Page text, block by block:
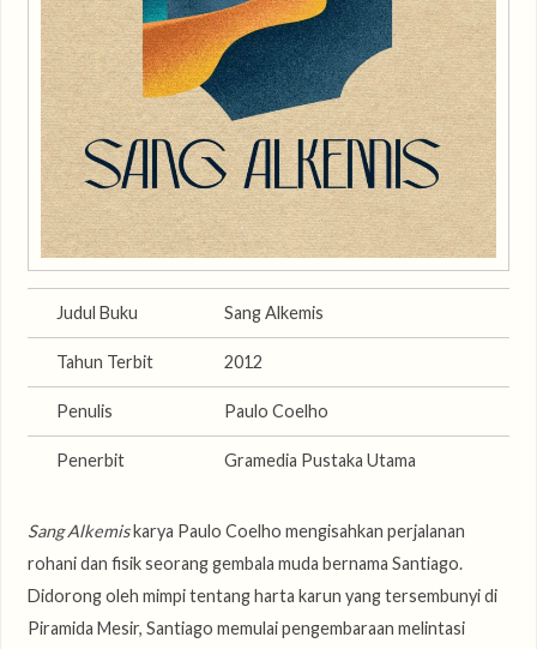
Judul Buku Sang Alkemis
Tahun Terbit 2012
Penulis Paulo Coelho
Penerbit Gramedia Pustaka Utama
Sang Alkemiskarya Paulo Coelho mengisahkan perjalanan
rohani dan fisik seorang gembala muda bernama Santiago.
Didorong oleh mimpi tentang harta karun yang tersembunyi di
Piramida Mesir, Santiago memulai pengembaraan melintasi